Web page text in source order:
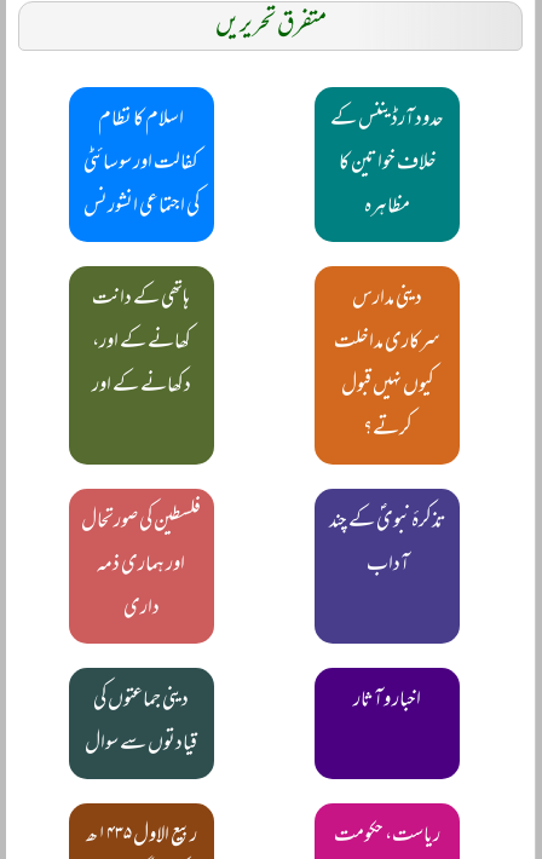
متفرق تحریریں
حدود آرڈیننس کے
خلاف خواتین کا
مظاہرہ
اسلام کا نظام
کفالت اور سوسائٹی
کی اجتماعی انشورنس
دینی مدارس
سرکاری مداخلت
کیوں نہیں قبول
کرتے؟
ہاتھی کے دانت
کھانے کے اور،
دکھانے کے اور
تذکرۂ نبویؐ کے چند
آداب
فلسطین کی صورتحال
اور ہماری ذمہ
داری
اخبار و آثار
دینی جماعتوں کی
قیادتوں سے سوال
ریاست، حکومت
ربیع الاول ۱۴۳۵ھ